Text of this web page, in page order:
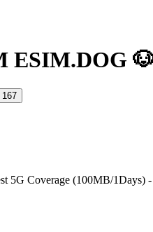
ESIM.DOG
167
5G Coverage (100MB/1Days)